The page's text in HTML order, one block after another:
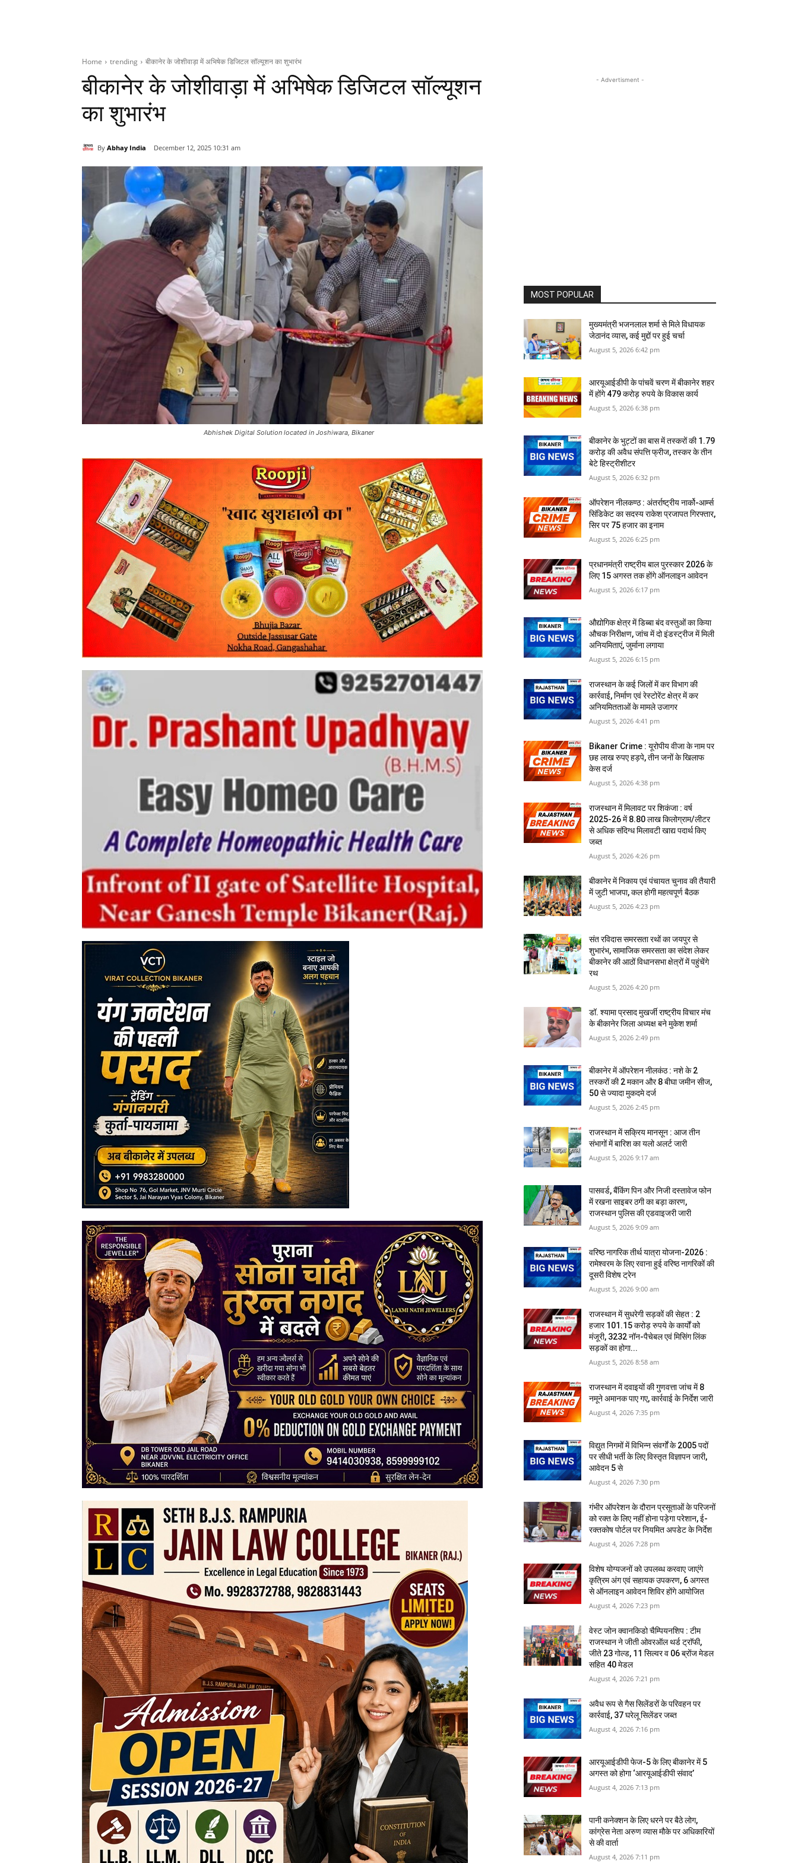
Home trending बीकानेर के जोशीवाड़ा में अभिषेक डिजिटल सॉल्‍यूशन का शुभारंभ
बीकानेर के जोशीवाड़ा में अभिषेक डिजिटल सॉल्‍यूशन
का शुभारंभ
By Abhay India December 12, 2025 10:31 am
Abhishek Digital Solution located in Joshiwara, Bikaner
- Advertisment -
MOST POPULAR
मुख्यमंत्री भजनलाल शर्मा से मिले विधायक
जेठानंद व्यास, कई मुद्दों पर हुई चर्चा
August 5, 2026 6:42 pm
आरयूआईडीपी के पांचवें चरण में बीकानेर शहर
में होंगे 479 करोड़ रुपये के विकास कार्य
August 5, 2026 6:38 pm
बीकानेर के भुट्टों का बास में तस्‍करों की 1.79
करोड़ की अवैध संपत्ति फ्रीज, तस्‍कर के तीन
बेटे हिस्‍ट्रीशीटर
August 5, 2026 6:32 pm
ऑपरेशन नीलकण्ठ : अंतर्राष्ट्रीय नार्को-आर्म्स
सिंडिकेट का सदस्य राकेश प्रजापत गिरफ्तार,
सिर पर 75 हजार का इनाम
August 5, 2026 6:25 pm
प्रधानमंत्री राष्ट्रीय बाल पुरस्कार 2026 के
लिए 15 अगस्त तक होंगे ऑनलाइन आवेदन
August 5, 2026 6:17 pm
औद्योगिक क्षेत्र में डिब्बा बंद वस्तुओं का किया
औचक निरीक्षण, जांच में दो इंडस्ट्रीज में मिली
अनियमिताएं, जुर्माना लगाया
August 5, 2026 6:15 pm
राजस्‍थान के कई जिलों में कर विभाग की
कार्रवाई, निर्माण एवं रेस्टोरेंट क्षेत्र में कर
अनियमितताओं के मामले उजागर
August 5, 2026 4:41 pm
Bikaner Crime : यूरोपीय वीजा के नाम पर
छह लाख रुपए हड़पे, तीन जनों के खिलाफ
केस दर्ज
August 5, 2026 4:38 pm
राजस्‍थान में मिलावट पर शिकंजा : वर्ष
2025-26 में 8.80 लाख किलोग्राम/लीटर
से अधिक संदिग्ध मिलावटी खाद्य पदार्थ किए
जब्त
August 5, 2026 4:26 pm
बीकानेर में निकाय एवं पंचायत चुनाव की तैयारी
में जुटी भाजपा, कल होगी महत्वपूर्ण बैठक
August 5, 2026 4:23 pm
संत रविदास समरसता रथों का जयपुर से
शुभारंभ, सामाजिक समरसता का संदेश लेकर
बीकानेर की आठों विधानसभा क्षेत्रों में पहुंचेंगे
रथ
August 5, 2026 4:20 pm
डॉ. श्यामा प्रसाद मुखर्जी राष्ट्रीय विचार मंच
के बीकानेर जिला अध्यक्ष बने मुकेश शर्मा
August 5, 2026 2:49 pm
बीकानेर में ऑपरेशन नीलकंठ : नशे के 2
तस्करों की 2 मकान और 8 बीघा जमीन सीज,
50 से ज्यादा मुकदमे दर्ज
August 5, 2026 2:45 pm
राजस्‍थान में सक्रिय मानसून : आज तीन
संभागों में बारिश का यलो अलर्ट जारी
August 5, 2026 9:17 am
पासवर्ड, बैंकिंग पिन और निजी दस्तावेज फोन
में रखना साइबर ठगी का बड़ा कारण, ​
राजस्थान पुलिस की एडवाइजरी जारी
August 5, 2026 9:09 am
वरिष्ठ नागरिक तीर्थ यात्रा योजना-2026 :
रामेश्वरम के लिए रवाना हुई वरिष्ठ नागरिकों की
दूसरी विशेष ट्रेन
August 5, 2026 9:00 am
राजस्‍थान में सुधरेगी सड़कों की सेहत : 2
हजार 101.15 करोड़ रुपये के कार्यों को
मंजूरी, 3232 नॉन-पैचेबल एवं मिसिंग लिंक
सड़कों का होगा...
August 5, 2026 8:58 am
राजस्‍थान में दवाइयों की गुणवत्ता जांच में 8
नमूने अमानक पाए गए, कार्रवाई के निर्देश जारी
August 4, 2026 7:35 pm
विद्युत निगमों में विभिन्न संवर्गों के 2005 पदों
पर सीधी भर्ती के लिए विस्तृत विज्ञापन जारी,
आवेदन 5 से
August 4, 2026 7:30 pm
गंभीर ऑपरेशन के दौरान प्रसूताओं के परिजनों
को रक्त के लिए नहीं होना पड़ेगा परेशान, ई-
रक्तकोष पोर्टल पर नियमित अपडेट के निर्देश
August 4, 2026 7:28 pm
विशेष योग्यजनों को उपलब्ध करवाए जाएंगे
कृत्रिम अंग एवं सहायक उपकरण, 6 अगस्त
से ऑनलाइन आवेदन शिविर होंगे आयोजित
August 4, 2026 7:23 pm
वेस्ट जोन क्वानकिडो चैम्पियनशिप : टीम
राजस्थान ने जीती ओवरऑल थर्ड ट्राॅफी,
जीते 23 गोल्ड, 11 सिल्वर व 06 ब्रोंज मेडल
सहित 40 मेडल
August 4, 2026 7:21 pm
अवैध रूप से गैस सिलेंडरों के परिवहन पर
कार्रवाई, 37 घरेलू सिलेंडर जब्त
August 4, 2026 7:16 pm
आरयूआईडीपी फेज-5 के लिए बीकानेर में 5
अगस्त को होगा ‘आरयूआईडीपी संवाद’
August 4, 2026 7:13 pm
पानी कनेक्शन के लिए धरने पर बैठे लोग,
कांग्रेस नेता अरुण व्यास मौके पर अधिकारियों
से की वार्ता
August 4, 2026 7:11 pm